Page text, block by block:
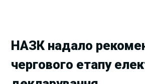
НАЗК надало
чергового етапу